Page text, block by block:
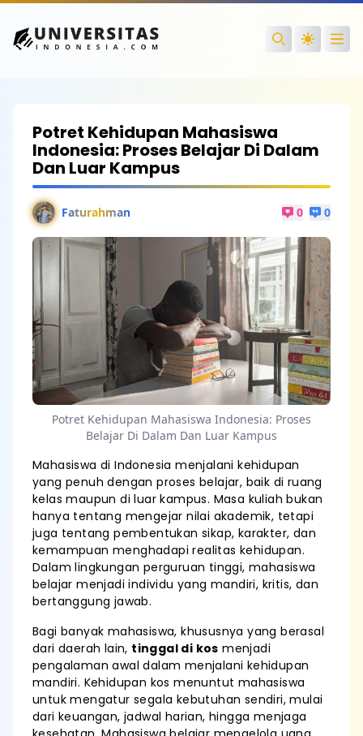
Search
Potret Kehidupan Mahasiswa
Indonesia: Proses Belajar Di Dalam
Dan Luar Kampus
Faturahman 0 0
Potret Kehidupan Mahasiswa Indonesia: Proses
Belajar Di Dalam Dan Luar Kampus
Mahasiswa di Indonesia menjalani kehidupan
yang penuh dengan proses belajar, baik di ruang
kelas maupun di luar kampus. Masa kuliah bukan
hanya tentang mengejar nilai akademik, tetapi
juga tentang pembentukan sikap, karakter, dan
kemampuan menghadapi realitas kehidupan.
Dalam lingkungan perguruan tinggi, mahasiswa
belajar menjadi individu yang mandiri, kritis, dan
bertanggung jawab.
Bagi banyak mahasiswa, khususnya yang berasal
dari daerah lain, tinggal di kos menjadi
pengalaman awal dalam menjalani kehidupan
mandiri. Kehidupan kos menuntut mahasiswa
untuk mengatur segala kebutuhan sendiri, mulai
dari keuangan, jadwal harian, hingga menjaga